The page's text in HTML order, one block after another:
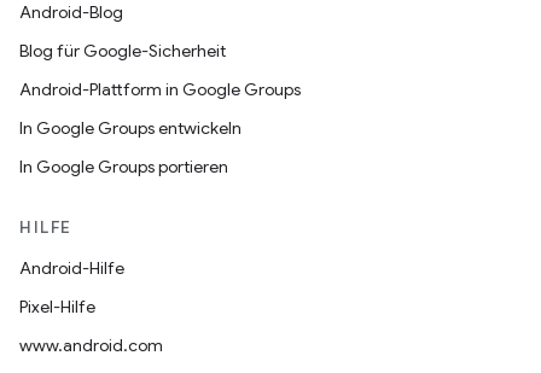
Android-Blog
Blog für Google-Sicherheit
Android-Plattform in Google Groups
In Google Groups entwickeln
In Google Groups portieren
HILFE
Android-Hilfe
Pixel-Hilfe
www.android.com